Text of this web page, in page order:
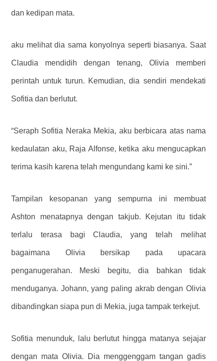
dan kedipan mata.
aku melihat dia sama konyolnya seperti biasanya. Saat
Claudia mendidih dengan tenang, Olivia memberi
perintah untuk turun. Kemudian, dia sendiri mendekati
Sofitia dan berlutut.
“Seraph Sofitia Neraka Mekia, aku berbicara atas nama
kedaulatan aku, Raja Alfonse, ketika aku mengucapkan
terima kasih karena telah mengundang kami ke sini.”
Tampilan kesopanan yang sempurna ini membuat
Ashton menatapnya dengan takjub. Kejutan itu tidak
terlalu terasa bagi Claudia, yang telah melihat
bagaimana Olivia bersikap pada upacara
penganugerahan. Meski begitu, dia bahkan tidak
menduganya. Johann, yang paling akrab dengan Olivia
dibandingkan siapa pun di Mekia, juga tampak terkejut.
Sofitia menunduk, lalu berlutut hingga matanya sejajar
dengan mata Olivia. Dia menggenggam tangan gadis